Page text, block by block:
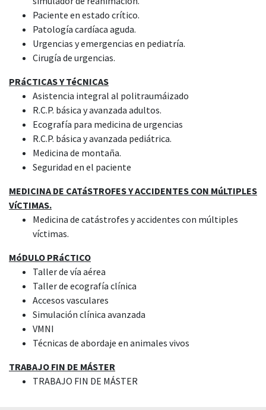
Paciente en estado crítico.
Patología cardíaca aguda.
Urgencias y emergencias en pediatría.
Cirugía de urgencias.
PRáCTICAS Y TéCNICAS
Asistencia integral al politraumáizado
R.C.P. básica y avanzada adultos.
Ecografía para medicina de urgencias
R.C.P. básica y avanzada pediátrica.
Medicina de montaña.
Seguridad en el paciente
MEDICINA DE CATáSTROFES Y ACCIDENTES CON MúLTIPLES
VíCTIMAS.
Medicina de catástrofes y accidentes con múltiples
víctimas.
MóDULO PRáCTICO
Taller de vía aérea
Taller de ecografía clínica
Accesos vasculares
Simulación clínica avanzada
VMNI
Técnicas de abordaje en animales vivos
TRABAJO FIN DE MÁSTER
TRABAJO FIN DE MÁSTER